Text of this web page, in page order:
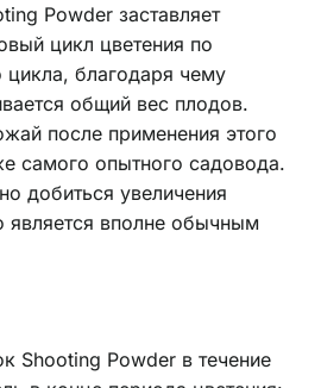
Powder заставляет
цикл цветения по
благодаря чему
общий вес плодов.
после применения этого
самого опытного садовода.
добиться увеличения
вполне обычным
Shooting Powder в течение